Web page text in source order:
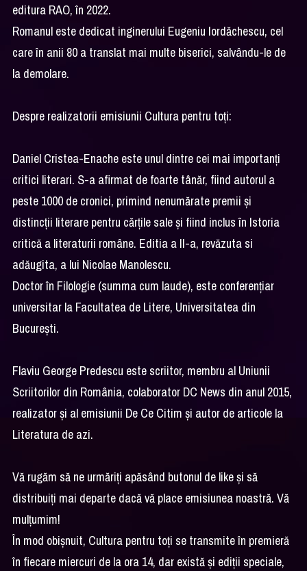
editura RAO, în 2022.
Romanul este dedicat inginerului Eugeniu Iordăchescu, cel
care în anii 80 a translat mai multe biserici, salvându-le de
la demolare.
Despre realizatorii emisiunii Cultura pentru toți:
Daniel Cristea-Enache este unul dintre cei mai importanți
critici literari. S-a afirmat de foarte tânăr, fiind autorul a
peste 1000 de cronici, primind nenumărate premii și
distincții literare pentru cărțile sale și fiind inclus în Istoria
critică a literaturii române. Editia a II-a, revăzuta si
adăugita, a lui Nicolae Manolescu.
Doctor în Filologie (summa cum laude), este conferențiar
universitar la Facultatea de Litere, Universitatea din
București.
Flaviu George Predescu este scriitor, membru al Uniunii
Scriitorilor din România, colaborator DC News din anul 2015,
realizator și al emisiunii De Ce Citim și autor de articole la
Literatura de azi.
Vă rugăm să ne urmăriți apăsând butonul de like și să
distribuiți mai departe dacă vă place emisiunea noastră. Vă
mulțumim!
În mod obișnuit, Cultura pentru toți se transmite în premieră
în fiecare miercuri de la ora 14, dar există și ediții speciale,